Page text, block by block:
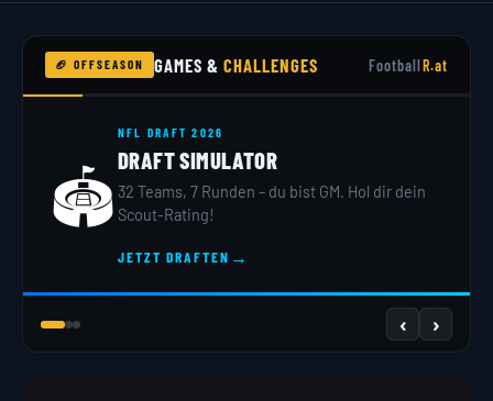
🏈 OFFSEASON GAMES &CHALLENGES FootballR.at
🏟️
NFL DRAFT 2026
DRAFT SIMULATOR
32 Teams, 7 Runden – du bist GM. Hol dir dein
Scout-Rating!
JETZT DRAFTEN →
‹ ›